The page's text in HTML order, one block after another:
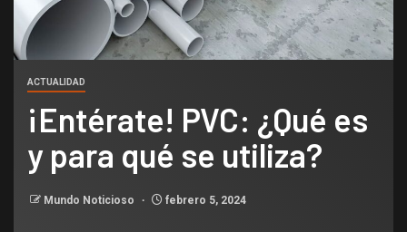
ACTUALIDAD
¡Entérate! PVC: ¿Qué es
y para qué se utiliza?
Mundo Noticioso febrero 5, 2024